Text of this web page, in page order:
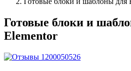
Готовые блоки и
Elementor